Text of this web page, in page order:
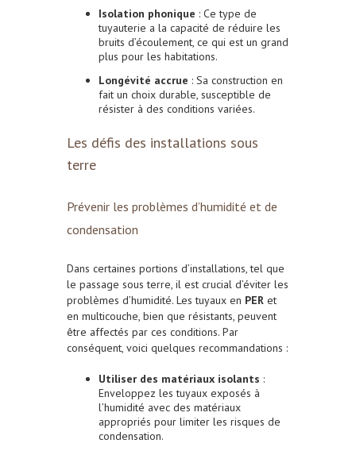
Isolation phonique : Ce type de
tuyauterie a la capacité de réduire les
bruits d’écoulement, ce qui est un grand
plus pour les habitations.
Longévité accrue : Sa construction en
fait un choix durable, susceptible de
résister à des conditions variées.
Les défis des installations sous
terre
Prévenir les problèmes d’humidité et de
condensation
Dans certaines portions d’installations, tel que
le passage sous terre, il est crucial d’éviter les
problèmes d’humidité. Les tuyaux en PER et
en multicouche, bien que résistants, peuvent
être affectés par ces conditions. Par
conséquent, voici quelques recommandations :
Utiliser des matériaux isolants :
Enveloppez les tuyaux exposés à
l’humidité avec des matériaux
appropriés pour limiter les risques de
condensation.